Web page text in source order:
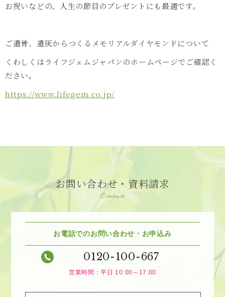
お祝いなどの、人生の節目のプレゼントにも最適です。
ご遺骨、遺灰からつくるメモリアルダイヤモンドについて
くわしくはライフジェムジャパンのホームページでご確認く
ださい。
https://www.lifegem.co.jp/
お問い合わせ・資料請求
Contact
お電話でのお問い合わせ・お申込み
0120-100-667
営業時間：平日 10:00～17:00